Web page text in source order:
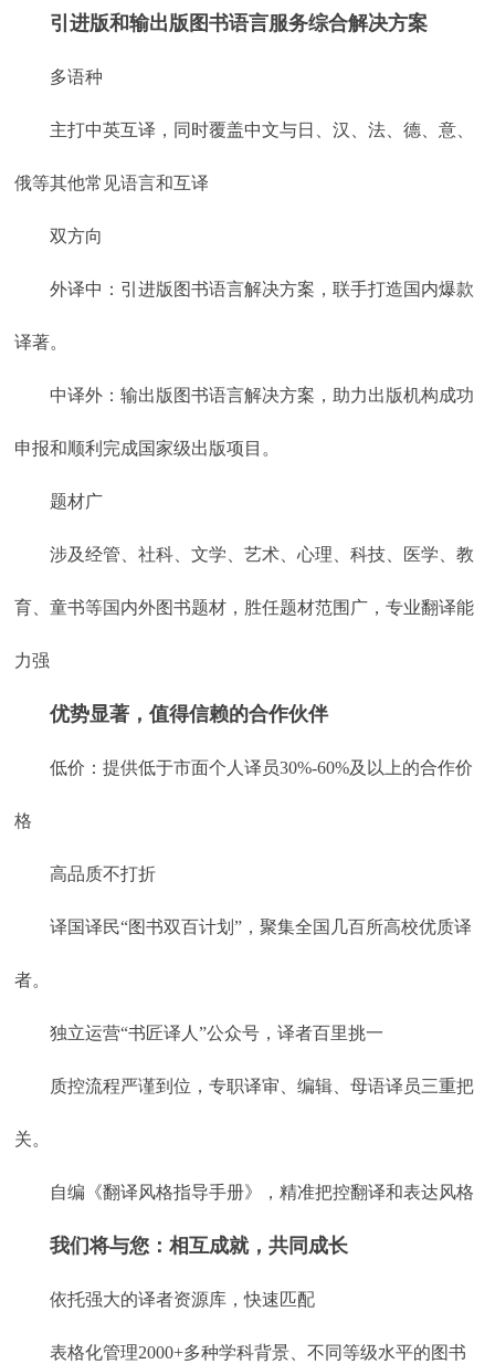
引进版和输出版图书语言服务综合解决方案
多语种
主打中英互译，同时覆盖中文与日、汉、法、德、意、
俄等其他常见语言和互译
双方向
外译中：引进版图书语言解决方案，联手打造国内爆款
译著。
中译外：输出版图书语言解决方案，助力出版机构成功
申报和顺利完成国家级出版项目。
题材广
涉及经管、社科、文学、艺术、心理、科技、医学、教
育、童书等国内外图书题材，胜任题材范围广，专业翻译能
力强
优势显著，值得信赖的合作伙伴
低价：提供低于市面个人译员30%-60%及以上的合作价
格
高品质不打折
译国译民“图书双百计划”，聚集全国几百所高校优质译
者。
独立运营“书匠译人”公众号，译者百里挑一
质控流程严谨到位，专职译审、编辑、母语译员三重把
关。
自编《翻译风格指导手册》，精准把控翻译和表达风格
我们将与您：相互成就，共同成长
依托强大的译者资源库，快速匹配
表格化管理2000+多种学科背景、不同等级水平的图书